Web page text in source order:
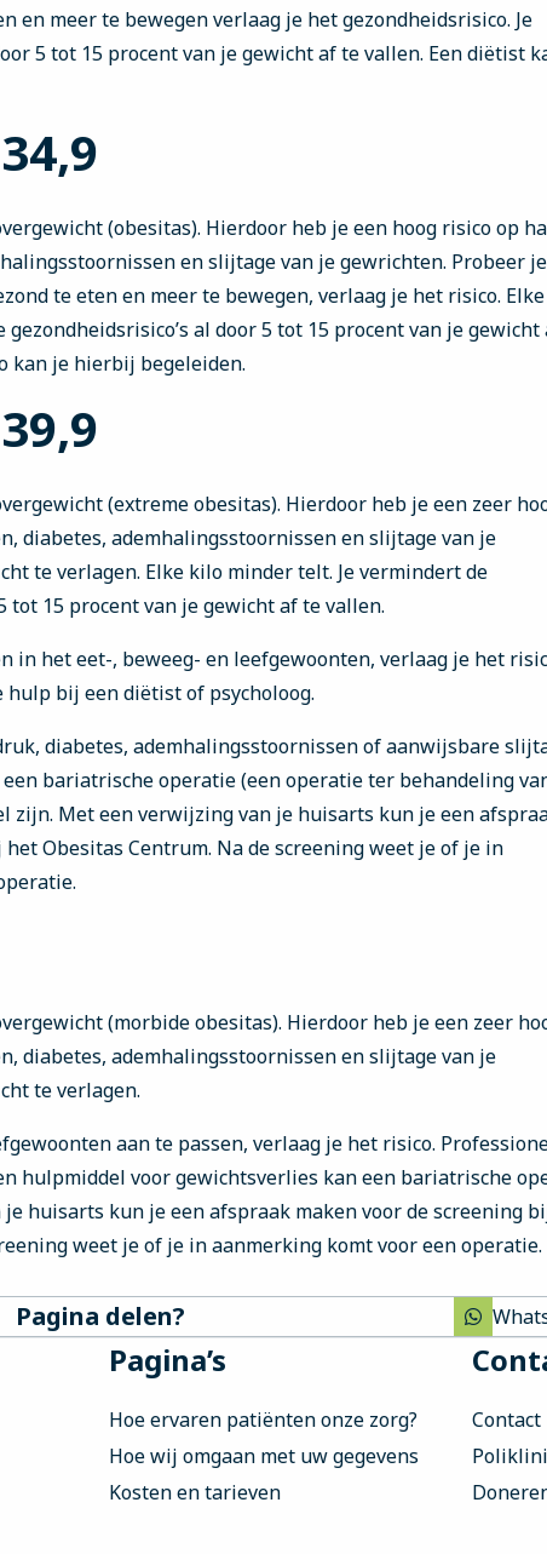
en meer te bewegen verlaag je het gezondheidsrisico. Je
5 tot 15 procent van je gewicht af te vallen. Een diëtist
(obesitas). Hierdoor heb je een hoog risico op
en slijtage van je gewrichten. Probeer je
te eten en meer te bewegen, verlaag je het risico.
al door 5 tot 15 procent van je gewicht
kan je hierbij begeleiden.
(extreme obesitas). Hierdoor heb je een zeer
diabetes, ademhalingsstoornissen en slijtage van je
te verlagen. Elke kilo minder telt. Je vermindert de
tot 15 procent van je gewicht af te vallen.
in het eet-, beweeg- en leefgewoonten, verlaag je het
bij een diëtist of psycholoog.
diabetes, ademhalingsstoornissen of aanwijsbare
bariatrische operatie (een operatie ter behandeling
zijn. Met een verwijzing van je huisarts kun je een
Obesitas Centrum. Na de screening weet je of je in
(morbide obesitas). Hierdoor heb je een zeer
diabetes, ademhalingsstoornissen en slijtage van je
te verlagen.
aan te passen, verlaag je het risico.
hulpmiddel voor gewichtsverlies kan een bariatrische
huisarts kun je een afspraak maken voor de screening
weet je of je in aanmerking komt voor een operatie.
Pagina delen?
Pagina’s
Hoe ervaren patiënten onze zorg?
Hoe wij omgaan met uw gegevens
Kosten en tarieven
Contact